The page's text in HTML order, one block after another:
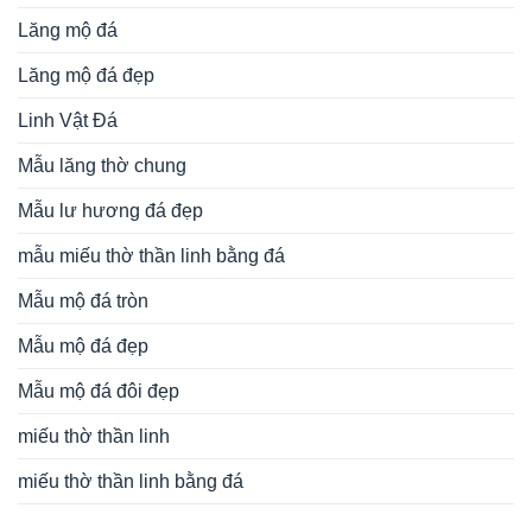
Lăng mộ đá
Lăng mộ đá đẹp
Linh Vật Đá
Mẫu lăng thờ chung
Mẫu lư hương đá đẹp
mẫu miếu thờ thần linh bằng đá
Mẫu mộ đá tròn
Mẫu mộ đá đẹp
Mẫu mộ đá đôi đẹp
miếu thờ thần linh
miếu thờ thần linh bằng đá